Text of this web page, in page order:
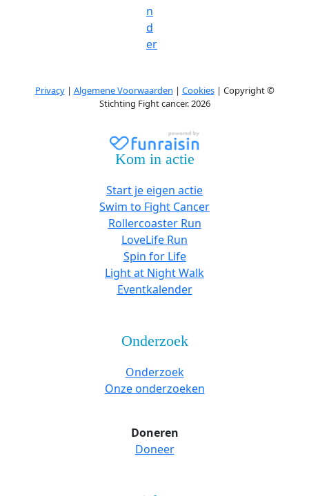
n
d
er
Privacy| Algemene Voorwaarden | Cookies| Copyright ©
Stichting Fight cancer. 2026
Kom in actie
Start je eigen actie
Swim to Fight Cancer
Rollercoaster Run
LoveLife Run
Spin for Life
Light at Night Walk
Eventkalender
Onderzoek
Onderzoek
Onze onderzoeken
Doneren
Doneer